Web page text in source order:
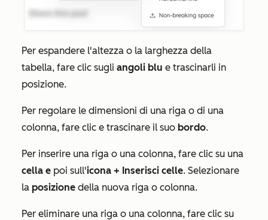
Per espandere l'altezza o la larghezza della
tabella, fare clic sugli angoli blu e trascinarli in
posizione.
Per regolare le dimensioni di una riga o di una
colonna, fare clic e trascinare il suo bordo.
Per inserire una riga o una colonna, fare clic su una
cella e poi sull'icona + Inserisci celle. Selezionare
la posizione della nuova riga o colonna.
Per eliminare una riga o una colonna, fare clic su